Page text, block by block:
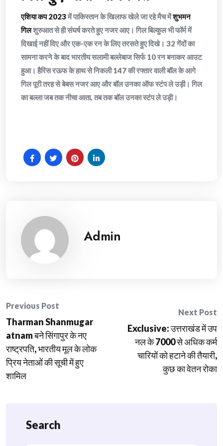
एशिया कप 2023में पाकिस्तान के खिलाफ खेले जा रहे मैच मेंशुभमन
गिलशुरुआत से ही संघर्ष करते हुए नजर आए। गिल बिल्कुल भी फॉर्म में
दिखाई नहीं दिए और एक-एक रन के लिए तरसते हुए दिखे। 32 गेंदों का
सामना करने के बाद भारतीय सलामी बल्लेबाज सिर्फ 10 रन बनाकर आउट
हुआ। हैरिस रऊफ के हाथ से निकली 147 की रफ्तार वाली बॉल के आगे
गिल पूरी तरह से बेबस नजर आए और बॉल उनका ऑफ स्टंप ले उड़ी। गिल
का बल्ला जब तक नीचा आता, तब तक बॉल उनका स्टंप ले उड़ी।
Admin
Post
navigation
Previous Post
Tharman Shanmugar
atnam बने सिंगापुर के नए
राष्ट्रपति, भारतीय मूल के लोक
प्रिय नेताओं की सूची में हुए
शामिल
Next Post
Exclusive: उत्तराखंड में उप
नल के 7000 से अधिक कर्म
चारियों को हटाने की तैयारी,
कुछ का वेतन रोका
Search